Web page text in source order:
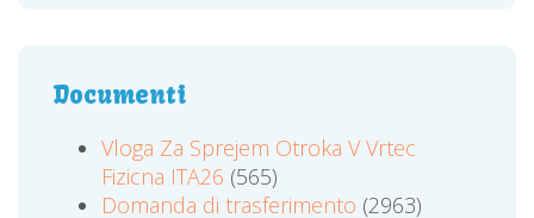
Documenti
Vloga Za Sprejem Otroka V Vrtec
Fizicna ITA26 (565)
Domanda di trasferimento (2963)